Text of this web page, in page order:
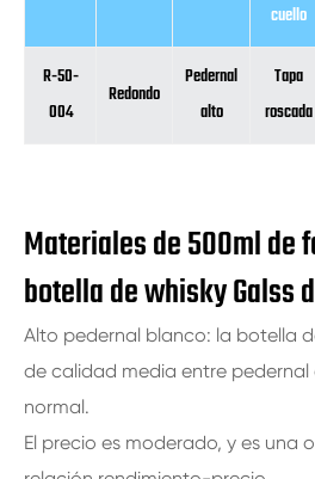
cuello
R-50-
004
Redondo
Pedernal
alto
Tapa
roscada
Materiales de 500ml de
botella de whisky Galss
Alto pedernal blanco: la botella
de calidad media entre pedernal
normal.
El precio es moderado, y es una